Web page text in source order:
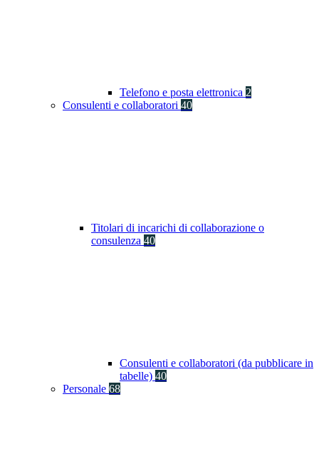
Telefono e posta elettronica 2
Consulenti e collaboratori 40
Titolari di incarichi di collaborazione o
consulenza 40
Consulenti e collaboratori (da pubblicare in
tabelle) 40
Personale 68